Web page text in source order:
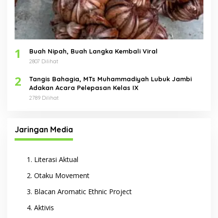
1 Buah Nipah, Buah Langka Kembali Viral
2807 Dilihat
2
Tangis Bahagia, MTs Muhammadiyah Lubuk Jambi
Adakan Acara Pelepasan Kelas IX
2789 Dilihat
Jaringan Media
Literasi Aktual
Otaku Movement
Blacan Aromatic Ethnic Project
Aktivis